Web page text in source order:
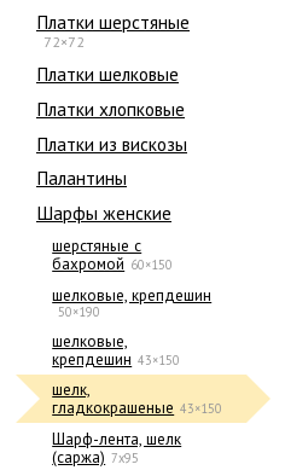
Платки шерстяные
72×72
Платки шелковые
Платки хлопковые
Платки из вискозы
Палантины
Шарфы женские
шерстяные с
бахромой 60×150
шелковые, крепдешин
50×190
шелковые,
крепдешин 43×150
шелк,
гладкокрашеные 43×150
Шарф-лента, шелк
(саржа) 7x95